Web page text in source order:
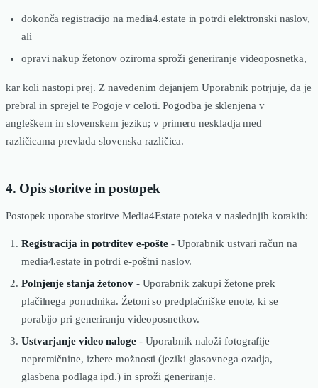
dokonča registracijo na media4.estate in potrdi elektronski naslov,
ali
opravi nakup žetonov oziroma sproži generiranje videoposnetka,
kar koli nastopi prej. Z navedenim dejanjem Uporabnik potrjuje, da je
prebral in sprejel te Pogoje v celoti. Pogodba je sklenjena v
angleškem in slovenskem jeziku; v primeru neskladja med
različicama prevlada slovenska različica.
4. Opis storitve in postopek
Postopek uporabe storitve Media4Estate poteka v naslednjih korakih:
Registracija in potrditev e-pošte - Uporabnik ustvari račun na
media4.estate in potrdi e-poštni naslov.
Polnjenje stanja žetonov- Uporabnik zakupi žetone prek
plačilnega ponudnika. Žetoni so predplačniške enote, ki se
porabijo pri generiranju videoposnetkov.
Ustvarjanje video naloge- Uporabnik naloži fotografije
nepremičnine, izbere možnosti (jeziki glasovnega ozadja,
glasbena podlaga ipd.) in sproži generiranje.